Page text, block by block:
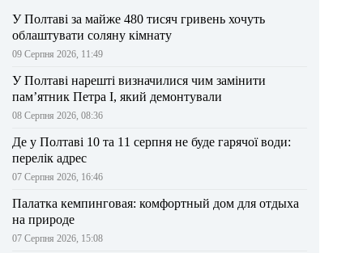
У Полтаві за майже 480 тисяч гривень хочуть
облаштувати соляну кімнату
09 Серпня 2026, 11:49
У Полтаві нарешті визначилися чим замінити
пам’ятник Петра І, який демонтували
08 Серпня 2026, 08:36
Де у Полтаві 10 та 11 серпня не буде гарячої води:
перелік адрес
07 Серпня 2026, 16:46
Палатка кемпинговая: комфортный дом для отдыха
на природе
07 Серпня 2026, 15:08